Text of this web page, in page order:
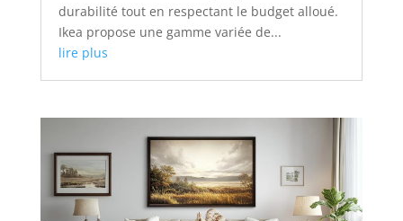
durabilité tout en respectant le budget alloué.
Ikea propose une gamme variée de...
lire plus